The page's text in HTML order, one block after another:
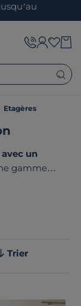
Etagères
un
gamme
styles de
tout en
sont
? Ils sont
Trier